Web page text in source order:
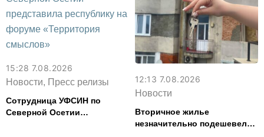
15:28 7.08.2026
Новости, Пресс релизы
Сотрудница УФСИН по
Северной Осетии
12:13 7.08.2026
Новости
Вторичное жилье
незначительно подешевело